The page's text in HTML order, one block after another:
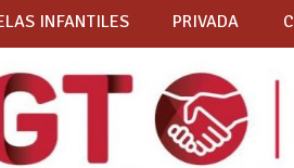
INFANTILES PRIVADA